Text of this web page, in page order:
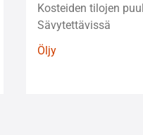
Kosteiden tilojen
Sävytettävissä
Öljy